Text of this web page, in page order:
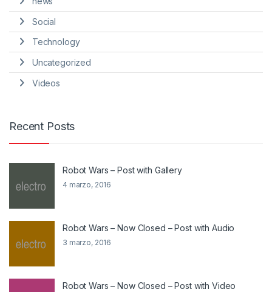
Social
Technology
Uncategorized
Videos
Recent Posts
Robot Wars – Post with Gallery
4 marzo, 2016
Robot Wars – Now Closed – Post with Audio
3 marzo, 2016
Robot Wars – Now Closed – Post with Video